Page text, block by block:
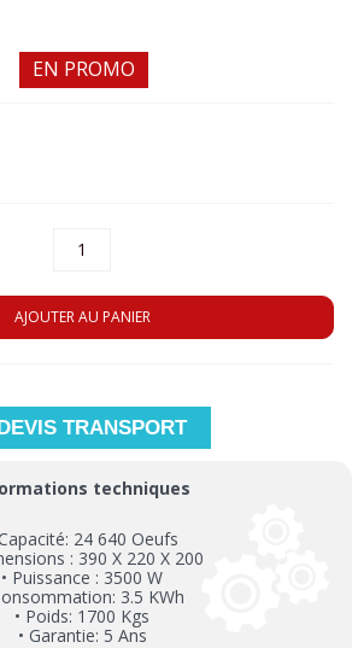
EN PROMO
AJOUTER AU PANIER
TRANSPORT
techniques
24 640 Oeufs
: 390 X 220 X 200
• Puissance : 3500 W
3.5 KWh
• Poids: 1700 Kgs
• Garantie: 5 Ans